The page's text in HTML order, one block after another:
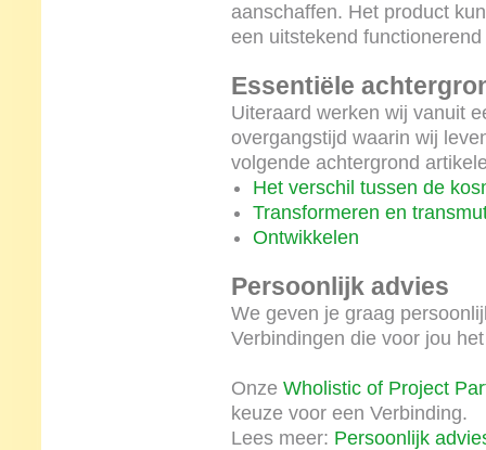
aanschaffen. Het product
een uitstekend
Essentiële
Uiteraard werken wij vanuit
overgangstijd waarin wij
volgende achtergrond
Het verschil tussen de
Transformeren en
Ontwikkelen
Persoonlijk advies
We geven je graag
Verbindingen die voor jou
Onze Wholistic of Project
keuze voor een Verbinding.
Lees meer: Persoonlijk